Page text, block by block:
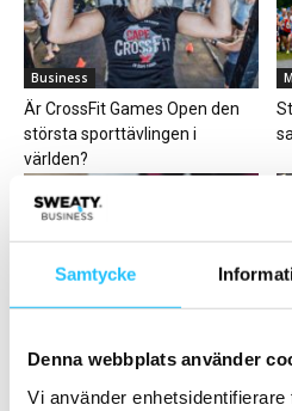
Samtycke
Denna webbplats använder
Vi använder
Business
Är CrossFit Games Open den
största sporttävlingen i
världen?
Wahoo köper RGT Cycling och